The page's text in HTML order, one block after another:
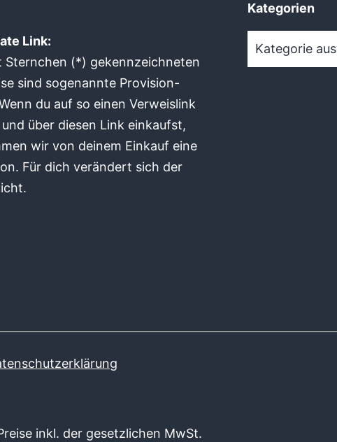
Link:
Sternchen (*) gekennzeichneten
sind sogenannte Provision-
du auf so einen Verweislink
über diesen Link einkaufst,
wir von deinem Einkauf eine
Für dich verändert sich der
Kategorien
Kategorien
inkl. der gesetzlichen MwSt.